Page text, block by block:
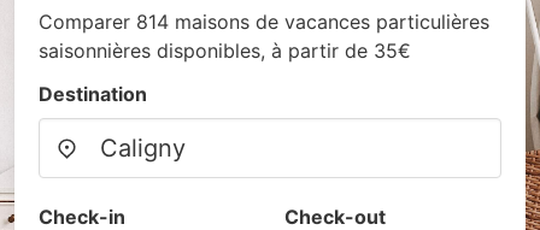
Comparer 814 maisons de vacances particulières
saisonnières disponibles, à partir de 35€
Destination
Check-in Check-out